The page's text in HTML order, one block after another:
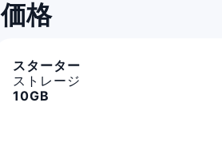
価格
スターター
ストレージ
10GB